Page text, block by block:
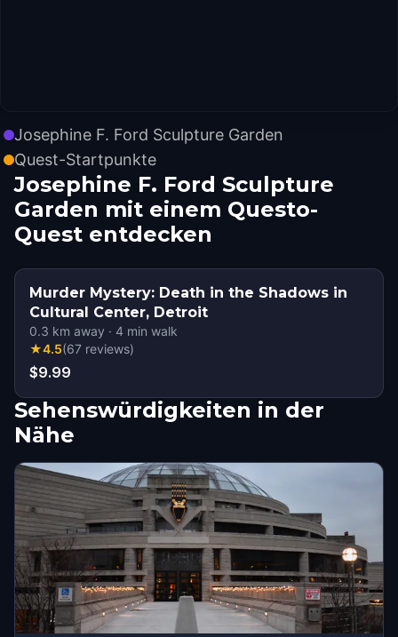
Josephine F. Ford Sculpture Garden
Quest-Startpunkte
Josephine F. Ford Sculpture
Garden mit einem Questo-
Quest entdecken
Murder Mystery: Death in the Shadows in
Cultural Center, Detroit
0.3 km away · 4 min walk
★4.5(67 reviews)
$9.99
Sehenswürdigkeiten in der
Nähe